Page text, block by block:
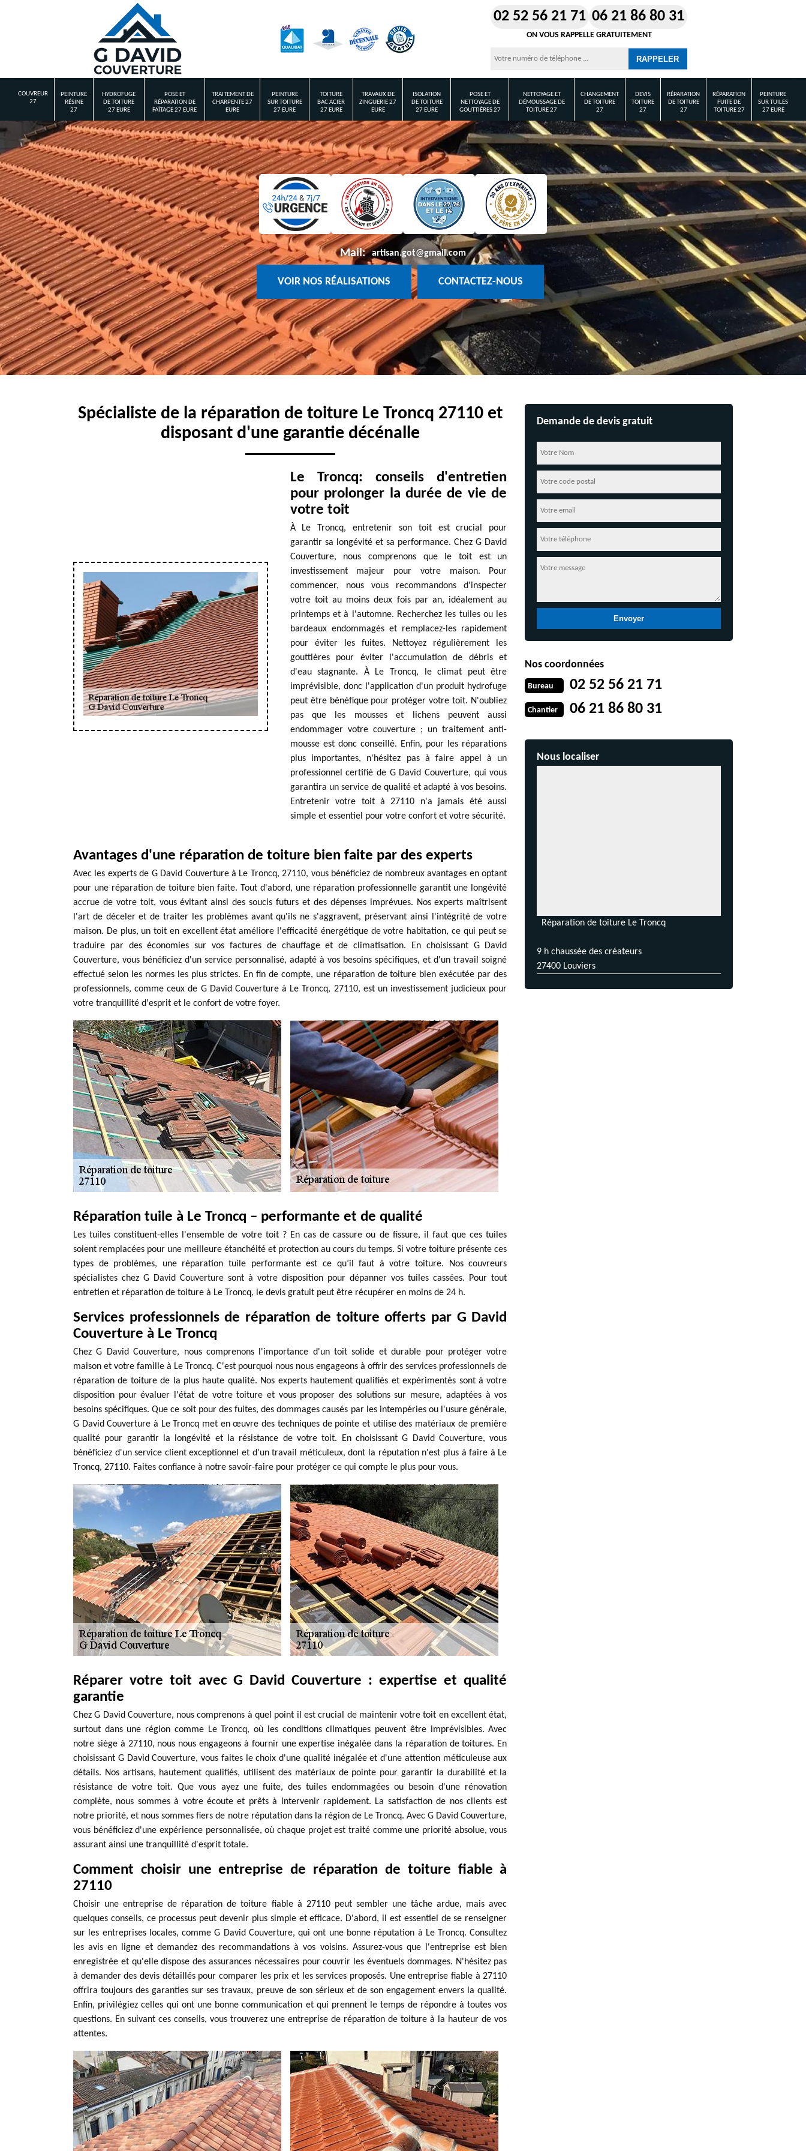
02 52 56 21 71 06 21 86 80 31
ON VOUS RAPPELLE GRATUITEMENT
COUVREUR
27
PEINTURE
RÉSINE
27
HYDROFUGE
DE TOITURE
27 EURE
POSE ET
RÉPARATION DE
FAÎTAGE 27 EURE
TRAITEMENT DE
CHARPENTE 27
EURE
PEINTURE
SUR TOITURE
27 EURE
TOITURE
BAC ACIER
27 EURE
TRAVAUX DE
ZINGUERIE 27
EURE
ISOLATION
DE TOITURE
27 EURE
POSE ET
NETTOYAGE DE
GOUTTIÈRES 27
NETTOYAGE ET
DÉMOUSSAGE DE
TOITURE 27
CHANGEMENT
DE TOITURE
27
DEVIS
TOITURE
27
RÉPARATION
DE TOITURE
27
RÉPARATION
FUITE DE
TOITURE 27
PEINTURE
SUR TUILES
27 EURE
Mail: artisan.got@gmail.com
VOIR NOS RÉALISATIONS CONTACTEZ-NOUS
Spécialiste de la réparation de toiture Le Troncq 27110 et
disposant d'une garantie décénalle
Le Troncq: conseils d'entretien
pour prolonger la durée de vie de
votre toit
À Le Troncq, entretenir son toit est crucial pour
garantir sa longévité et sa performance. Chez G David
Couverture, nous comprenons que le toit est un
investissement majeur pour votre maison. Pour
commencer, nous vous recommandons d'inspecter
votre toit au moins deux fois par an, idéalement au
printemps et à l'automne. Recherchez les tuiles ou les
bardeaux endommagés et remplacez-les rapidement
pour éviter les fuites. Nettoyez régulièrement les
gouttières pour éviter l'accumulation de débris et
d'eau stagnante. À Le Troncq, le climat peut être
imprévisible, donc l'application d'un produit hydrofuge
peut être bénéfique pour protéger votre toit. N'oubliez
pas que les mousses et lichens peuvent aussi
endommager votre couverture ; un traitement anti-
mousse est donc conseillé. Enfin, pour les réparations
plus importantes, n'hésitez pas à faire appel à un
professionnel certifié de G David Couverture, qui vous
garantira un service de qualité et adapté à vos besoins.
Entretenir votre toit à 27110 n'a jamais été aussi
simple et essentiel pour votre confort et votre sécurité.
Avantages d'une réparation de toiture bien faite par des experts
Avec les experts de G David Couverture à Le Troncq, 27110, vous bénéficiez de nombreux avantages en optant
pour une réparation de toiture bien faite. Tout d'abord, une réparation professionnelle garantit une longévité
accrue de votre toit, vous évitant ainsi des soucis futurs et des dépenses imprévues. Nos experts maîtrisent
l'art de déceler et de traiter les problèmes avant qu'ils ne s'aggravent, préservant ainsi l'intégrité de votre
maison. De plus, un toit en excellent état améliore l'efficacité énergétique de votre habitation, ce qui peut se
traduire par des économies sur vos factures de chauffage et de climatisation. En choisissant G David
Couverture, vous bénéficiez d'un service personnalisé, adapté à vos besoins spécifiques, et d'un travail soigné
effectué selon les normes les plus strictes. En fin de compte, une réparation de toiture bien exécutée par des
professionnels, comme ceux de G David Couverture à Le Troncq, 27110, est un investissement judicieux pour
votre tranquillité d'esprit et le confort de votre foyer.
Réparation tuile à Le Troncq – performante et de qualité
Les tuiles constituent-elles l'ensemble de votre toit ? En cas de cassure ou de fissure, il faut que ces tuiles
soient remplacées pour une meilleure étanchéité et protection au cours du temps. Si votre toiture présente ces
types de problèmes, une réparation tuile performante est ce qu’il faut à votre toiture. Nos couvreurs
spécialistes chez G David Couverture sont à votre disposition pour dépanner vos tuiles cassées. Pour tout
entretien et réparation de toiture à Le Troncq, le devis gratuit peut être récupérer en moins de 24 h.
Services professionnels de réparation de toiture offerts par G David
Couverture à Le Troncq
Chez G David Couverture, nous comprenons l'importance d'un toit solide et durable pour protéger votre
maison et votre famille à Le Troncq. C'est pourquoi nous nous engageons à offrir des services professionnels de
réparation de toiture de la plus haute qualité. Nos experts hautement qualifiés et expérimentés sont à votre
disposition pour évaluer l'état de votre toiture et vous proposer des solutions sur mesure, adaptées à vos
besoins spécifiques. Que ce soit pour des fuites, des dommages causés par les intempéries ou l'usure générale,
G David Couverture à Le Troncq met en œuvre des techniques de pointe et utilise des matériaux de première
qualité pour garantir la longévité et la résistance de votre toit. En choisissant G David Couverture, vous
bénéficiez d'un service client exceptionnel et d'un travail méticuleux, dont la réputation n'est plus à faire à Le
Troncq, 27110. Faites confiance à notre savoir-faire pour protéger ce qui compte le plus pour vous.
Réparer votre toit avec G David Couverture : expertise et qualité
garantie
Chez G David Couverture, nous comprenons à quel point il est crucial de maintenir votre toit en excellent état,
surtout dans une région comme Le Troncq, où les conditions climatiques peuvent être imprévisibles. Avec
notre siège à 27110, nous nous engageons à fournir une expertise inégalée dans la réparation de toitures. En
choisissant G David Couverture, vous faites le choix d'une qualité inégalée et d'une attention méticuleuse aux
détails. Nos artisans, hautement qualifiés, utilisent des matériaux de pointe pour garantir la durabilité et la
résistance de votre toit. Que vous ayez une fuite, des tuiles endommagées ou besoin d'une rénovation
complète, nous sommes à votre écoute et prêts à intervenir rapidement. La satisfaction de nos clients est
notre priorité, et nous sommes fiers de notre réputation dans la région de Le Troncq. Avec G David Couverture,
vous bénéficiez d'une expérience personnalisée, où chaque projet est traité comme une priorité absolue, vous
assurant ainsi une tranquillité d'esprit totale.
Comment choisir une entreprise de réparation de toiture fiable à
27110
Choisir une entreprise de réparation de toiture fiable à 27110 peut sembler une tâche ardue, mais avec
quelques conseils, ce processus peut devenir plus simple et efficace. D'abord, il est essentiel de se renseigner
sur les entreprises locales, comme G David Couverture, qui ont une bonne réputation à Le Troncq. Consultez
les avis en ligne et demandez des recommandations à vos voisins. Assurez-vous que l'entreprise est bien
enregistrée et qu'elle dispose des assurances nécessaires pour couvrir les éventuels dommages. N'hésitez pas
à demander des devis détaillés pour comparer les prix et les services proposés. Une entreprise fiable à 27110
offrira toujours des garanties sur ses travaux, preuve de son sérieux et de son engagement envers la qualité.
Enfin, privilégiez celles qui ont une bonne communication et qui prennent le temps de répondre à toutes vos
questions. En suivant ces conseils, vous trouverez une entreprise de réparation de toiture à la hauteur de vos
attentes.
Demande de devis gratuit
Nos coordonnées
Bureau 02 52 56 21 71
Chantier 06 21 86 80 31
Nous localiser
Réparation de toiture Le Troncq
9 h chaussée des créateurs
27400 Louviers